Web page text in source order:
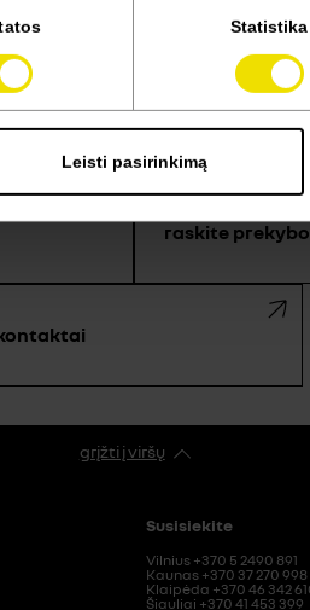
Statistika
Leisti pasirinkimą
GALIME
raskite
grįžti į viršų
Susisiekite
Vilnius +370 5 2490 891
Kaunas +370 37 270 998
Klaipėda +370 46 342
Šiauliai +370 41 453 399